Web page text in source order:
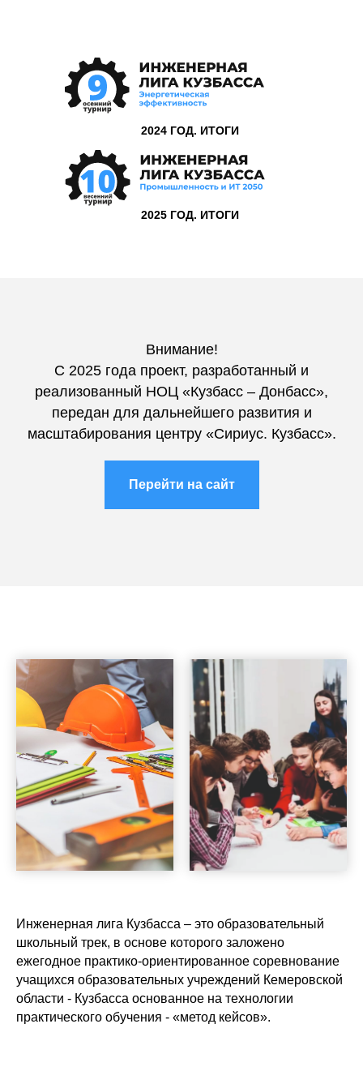
2024 ГОД. ИТОГИ
2025 ГОД. ИТОГИ
Внимание!
С 2025 года проект, разработанный и
реализованный НОЦ «Кузбасс – Донбасс»,
передан для дальнейшего развития и
масштабирования центру «Сириус. Кузбасс».
Перейти на сайт
Инженерная лига Кузбасса – это образовательный
школьный трек, в основе которого заложено
ежегодное практико-ориентированное соревнование
учащихся образовательных учреждений Кемеровской
области - Кузбасса основанное на технологии
практического обучения - «метод кейсов».